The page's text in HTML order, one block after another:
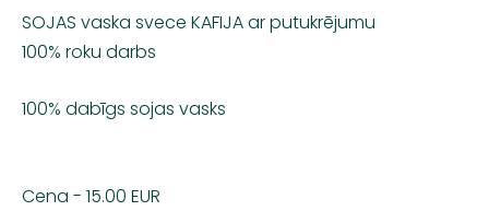
SOJAS vaska svece KAFIJA ar putukrējumu
100% roku darbs
100% dabīgs sojas vasks
Cena - 15.00 EUR